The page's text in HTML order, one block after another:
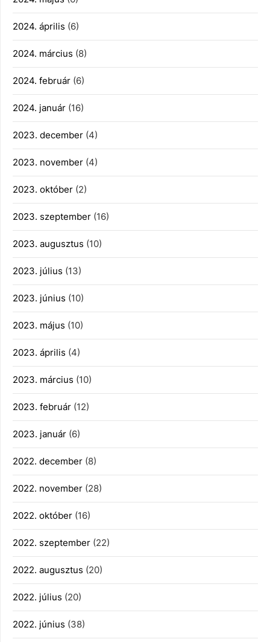
2024. április (6)
2024. március (8)
2024. február (6)
2024. január (16)
2023. december (4)
2023. november (4)
2023. október (2)
2023. szeptember (16)
2023. augusztus (10)
2023. július (13)
2023. június (10)
2023. május (10)
2023. április (4)
2023. március (10)
2023. február (12)
2023. január (6)
2022. december (8)
2022. november (28)
2022. október (16)
2022. szeptember (22)
2022. augusztus (20)
2022. július (20)
2022. június (38)